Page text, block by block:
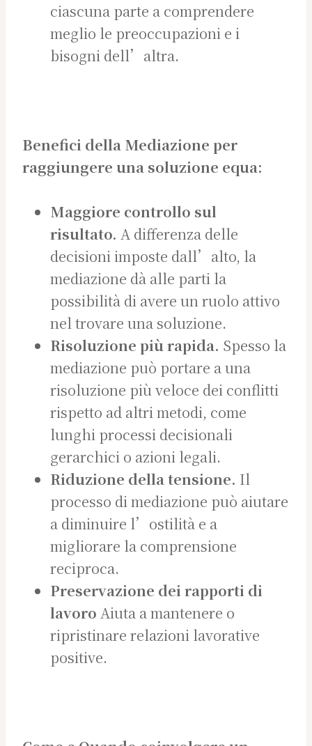
ciascuna parte a comprendere
meglio le preoccupazioni e i
bisogni dell’altra.
Benefici della Mediazione per
raggiungere una soluzione equa:
Maggiore controllo sul
risultato. A differenza delle
decisioni imposte dall’alto, la
mediazione dà alle parti la
possibilità di avere un ruolo attivo
nel trovare una soluzione.
Risoluzione più rapida. Spesso la
mediazione può portare a una
risoluzione più veloce dei conflitti
rispetto ad altri metodi, come
lunghi processi decisionali
gerarchici o azioni legali.
Riduzione della tensione. Il
processo di mediazione può aiutare
a diminuire l’ostilità e a
migliorare la comprensione
reciproca.
Preservazione dei rapporti di
lavoro Aiuta a mantenere o
ripristinare relazioni lavorative
positive.